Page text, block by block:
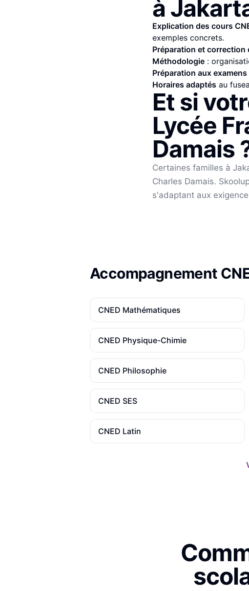
à
Explication des cours
exemples concrets.
Préparation et correction
Méthodologie :
Préparation aux
Horaires adaptés au
Et si
Lycée
Damais
Certaines familles à
Charles Damais.
s'adaptant aux
Accompagnement
CNED Mathématiques
CNED Physique-Chimie
CNED Philosophie
CNED SES
CNED Latin